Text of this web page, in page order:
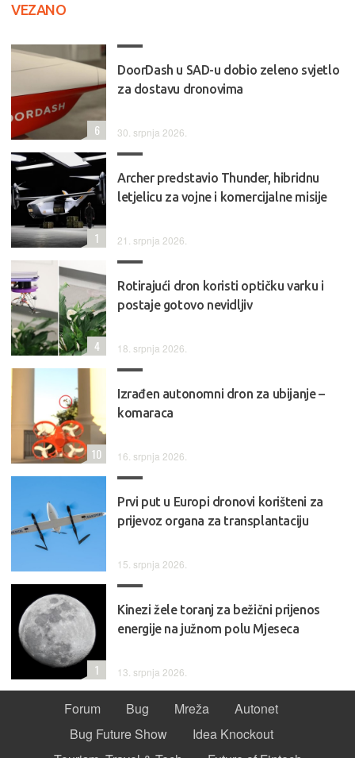
VEZANO
DoorDash u SAD-u dobio zeleno svjetlo
za dostavu dronovima
30. srpnja 2026.
6
Archer predstavio Thunder, hibridnu
letjelicu za vojne i komercijalne misije
21. srpnja 2026.
1
Rotirajući dron koristi optičku varku i
postaje gotovo nevidljiv
18. srpnja 2026.
4
Izrađen autonomni dron za ubijanje –
komaraca
16. srpnja 2026.
10
Prvi put u Europi dronovi korišteni za
prijevoz organa za transplantaciju
15. srpnja 2026.
Kinezi žele toranj za bežični prijenos
energije na južnom polu Mjeseca
13. srpnja 2026.
1
Forum Bug Mreža
Autonet
Bug Future Show
Idea Knockout